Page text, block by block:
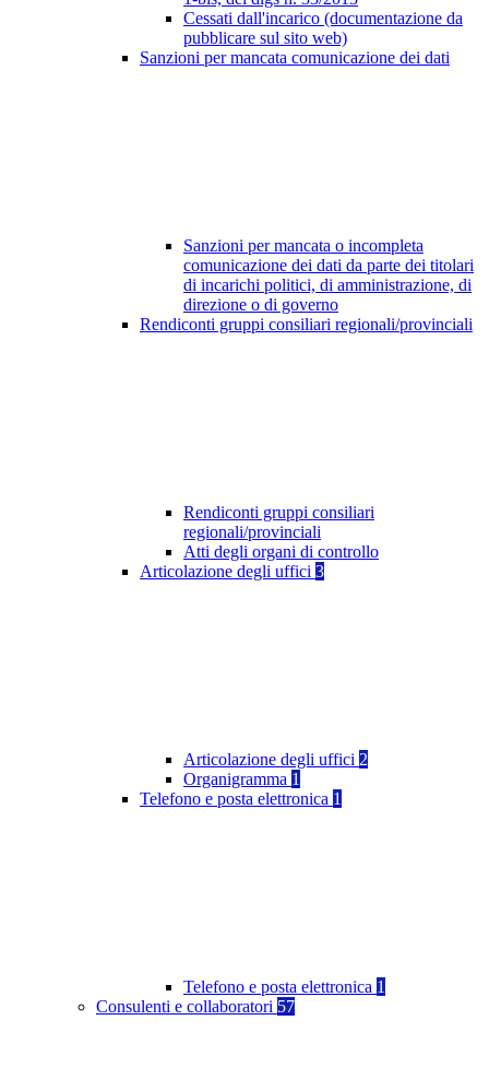
Cessati dall'incarico (documentazione da
pubblicare sul sito web)
Sanzioni per mancata comunicazione dei dati
Sanzioni per mancata o incompleta
comunicazione dei dati da parte dei titolari
di incarichi politici, di amministrazione, di
direzione o di governo
Rendiconti gruppi consiliari regionali/provinciali
Rendiconti gruppi consiliari
regionali/provinciali
Atti degli organi di controllo
Articolazione degli uffici 3
Articolazione degli uffici 2
Organigramma 1
Telefono e posta elettronica 1
Telefono e posta elettronica 1
Consulenti e collaboratori 57